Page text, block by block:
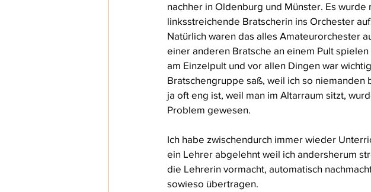
nachher in Oldenburg und Münster. Es
linksstreichende Bratscherin ins Orchester
Natürlich waren das alles Amateurorchester
einer anderen Bratsche an einem Pult
am Einzelpult und vor allen Dingen war
Bratschengruppe saß, weil ich so
ja oft eng ist, weil man im Altarraum sitzt,
Problem gewesen.
Ich habe zwischendurch immer wieder
ein Lehrer abgelehnt weil ich andersherum
die Lehrerin vormacht, automatisch
sowieso übertragen.